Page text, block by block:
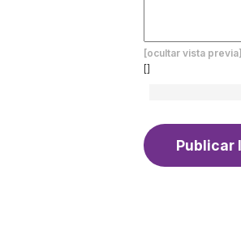
[ocultar vista previa]
[]